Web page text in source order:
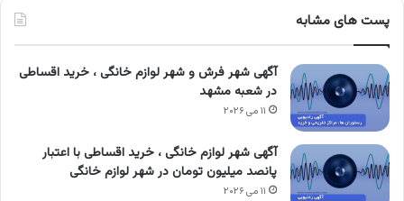
پست های مشابه
آگهی شهر فرش و شهر لوازم خانگی ، خرید اقساطی
در شعبه مشهد
۱۱ می ۲۰۲۶
آگهی شهر لوازم خانگی ، خرید اقساطی با اعتبار
پانصد میلیون تومان در شهر لوازم خانگی
۱۱ می ۲۰۲۶